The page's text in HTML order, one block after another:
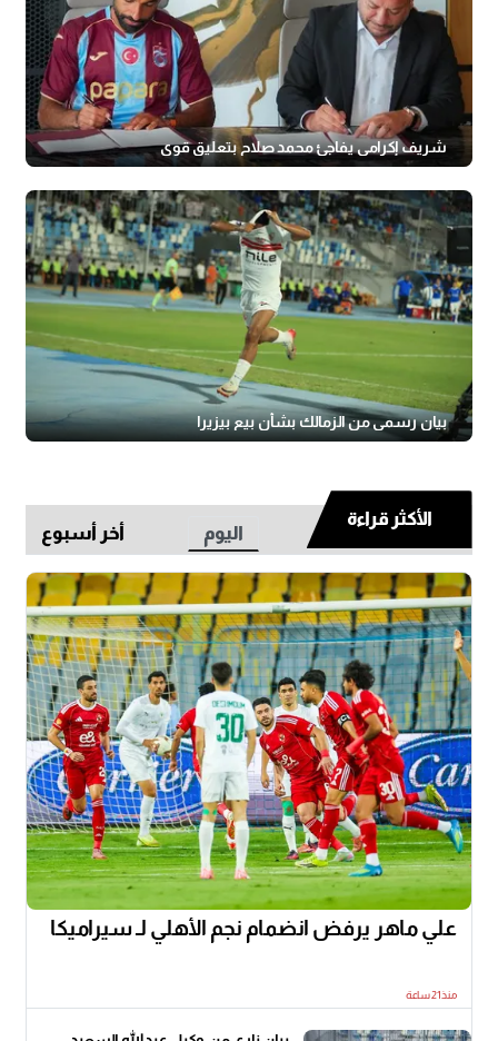
شريف إكرامي يفاجئ محمد صلاح بتعليق قوي
بيان رسمي من الزمالك بشأن بيع بيزيرا
الأكثر قراءة
اليوم أخر أسبوع
علي ماهر يرفض انضمام نجم الأهلي لـ سيراميكا
منذ21 ساعة